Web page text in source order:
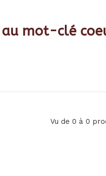
au mot-clé
Vu de 0 à 0